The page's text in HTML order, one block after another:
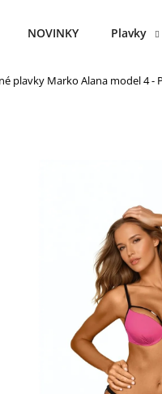
NOVINKY Plavky
plavky Marko Alana model 4 -
Co potřebujete